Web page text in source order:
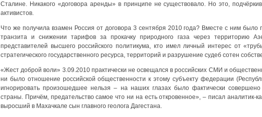
Сталине. Никакого «договора аренды» в принципе не существовало. Но это,
активистов.
Что же получила взамен Россия от договора 3 сентября 2010 года? Вместе с ним было
транзита и снижении тарифов за прокачку природного газа через территорию
представителей высшего российского политикума, кто имел личный интерес от
стратегического государственного ресурса, территорий и разрушение судеб сотен
«Жест доброй воли» 3.09.2010 практически не освещался в российских СМИ и
ни было отношение российской общественности к этому субъекту федерации
игнорировать произошедшее нельзя – на наших глазах было фактически
страны. Причём, предательство самое что ни на есть откровенное», – писал аналитик-
выросший в Махачкале сын главного геолога Дагестана.